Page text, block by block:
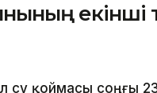
су қоймасы соңғы